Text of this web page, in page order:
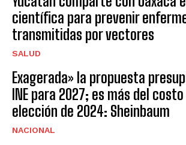
científica para prevenir
transmitidas por vectores
SALUD
Exagerada» la propuesta
INE para 2027; es más del
elección de 2024: Sheinbaum
NACIONAL